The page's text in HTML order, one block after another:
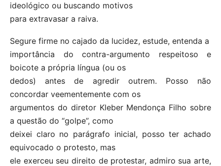
ideológico ou buscando motivos
para extravasar a raiva.
Segure firme no cajado da lucidez, estude, entenda a
importância do contra-argumento respeitoso e
boicote a própria língua (ou os
dedos) antes de agredir outrem. Posso não
concordar veementemente com os
argumentos do diretor Kleber Mendonça Filho sobre
a questão do “golpe”, como
deixei claro no parágrafo inicial, posso ter achado
equivocado o protesto, mas
ele exerceu seu direito de protestar, admiro sua arte,